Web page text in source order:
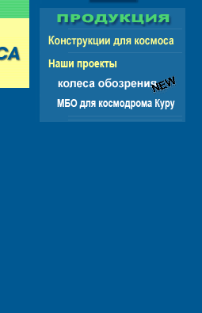
- ЕВРОПА - АМЕРИКА -